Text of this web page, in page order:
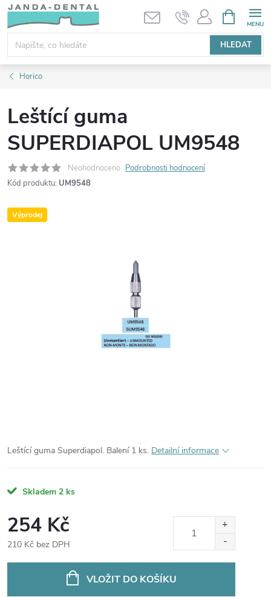
Přejít
obsah
HLEDAT
NÁKUPNÍ
KOŠÍK
Horico
Leštící guma
SUPERDIAPOL UM9548
Neohodnoceno Podrobnosti hodnocení
Kód produktu: UM9548
Výprodej
Leštící guma Superdiapol. Balení 1 ks. Detailní informace
Skladem 2 ks
254 Kč
210 Kč bez DPH
VLOŽIT DO KOŠÍKU